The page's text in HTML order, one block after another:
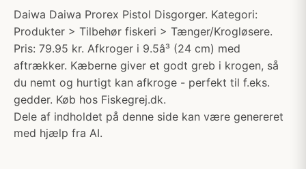
Daiwa Daiwa Prorex Pistol Disgorger. Kategori:
Produkter > Tilbehør fiskeri > Tænger/Krogløsere.
Pris: 79.95 kr. Afkroger i 9.5â³ (24 cm) med
aftrækker. Kæberne giver et godt greb i krogen, så
du nemt og hurtigt kan afkroge - perfekt til f.eks.
gedder. Køb hos Fiskegrej.dk.
Dele af indholdet på denne side kan være genereret
med hjælp fra AI.